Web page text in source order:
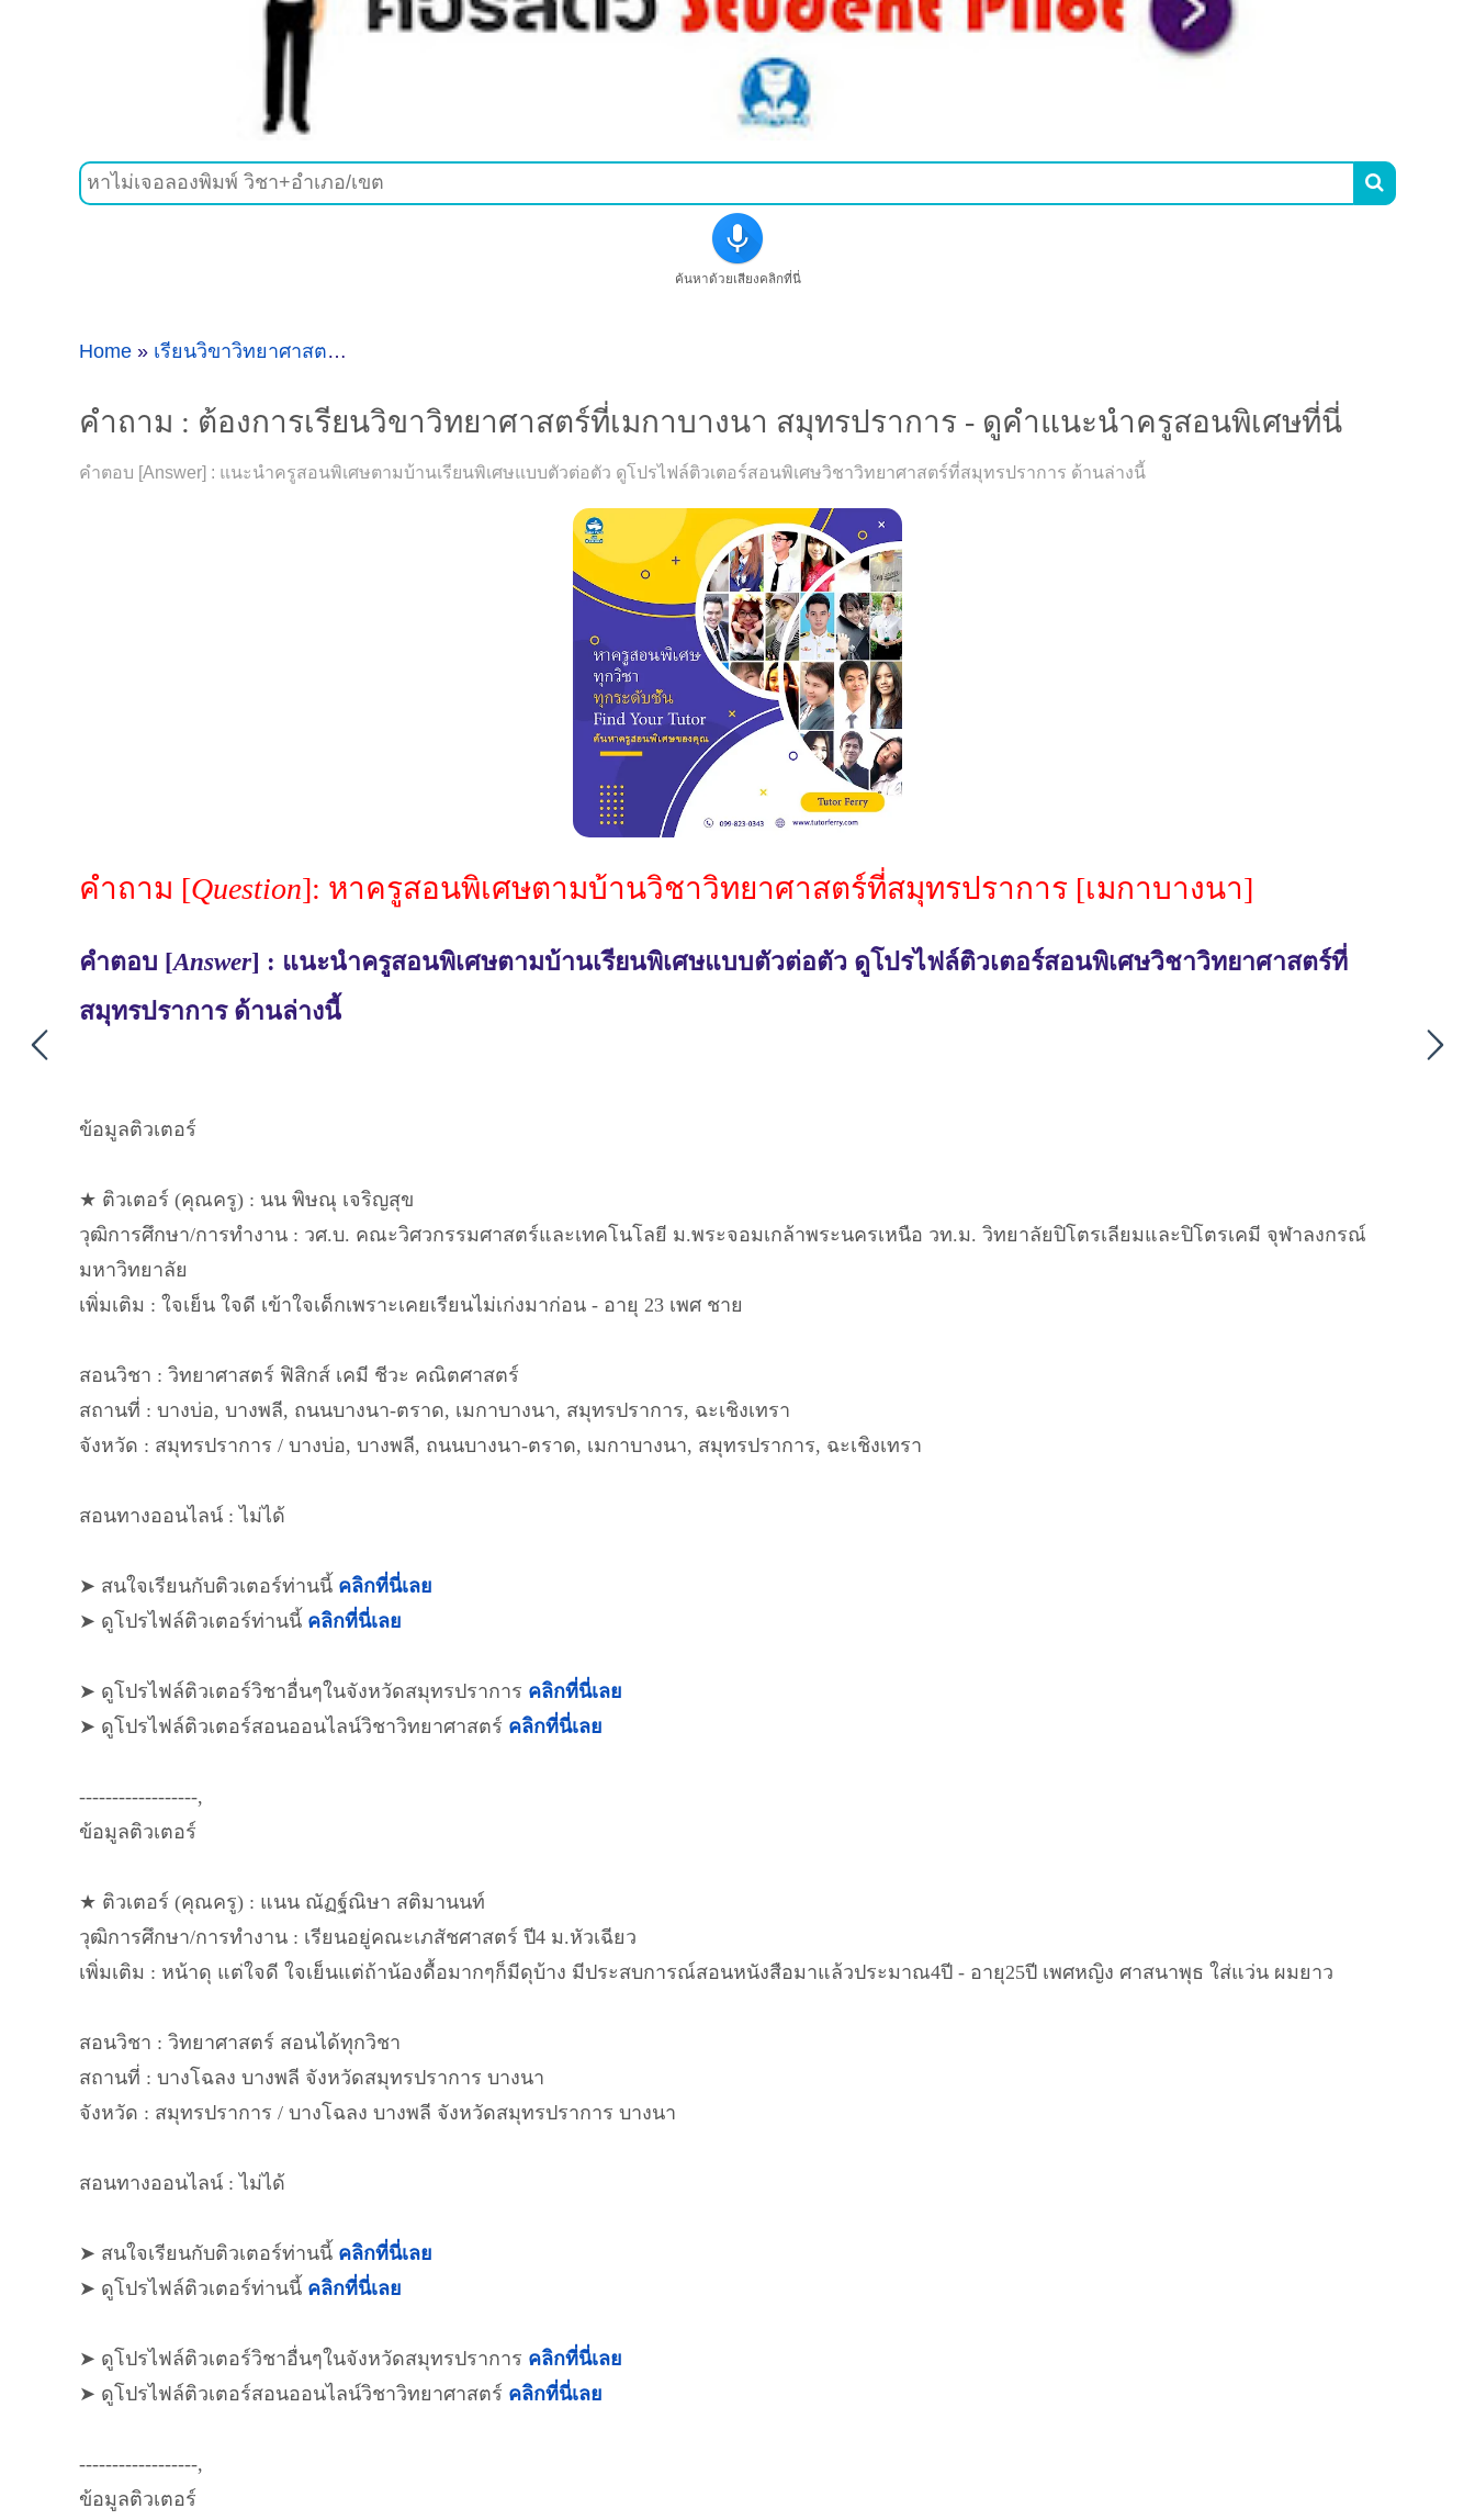

ค้นหาด้วยเสียงคลิกที่นี่
Home » เรียนวิขาวิทยาศาสตร์ »
คำถาม : ต้องการเรียนวิขาวิทยาศาสตร์ที่เมกาบางนา สมุทรปราการ - ดูคำแนะนำครูสอนพิเศษที่นี่
คำตอบ [Answer] : แนะนำครูสอนพิเศษตามบ้านเรียนพิเศษแบบตัวต่อตัว ดูโปรไฟล์ติวเตอร์สอนพิเศษวิชาวิทยาศาสตร์ที่สมุทรปราการ ด้านล่างนี้
คำถาม [Question]: หาครูสอนพิเศษตามบ้านวิชาวิทยาศาสตร์ที่สมุทรปราการ [เมกาบางนา]
คำตอบ [Answer] : แนะนำครูสอนพิเศษตามบ้านเรียนพิเศษแบบตัวต่อตัว ดูโปรไฟล์ติวเตอร์สอนพิเศษวิชาวิทยาศาสตร์ที่
สมุทรปราการ ด้านล่างนี้
ข้อมูลติวเตอร์
★ ติวเตอร์ (คุณครู) : นน พิษณุ เจริญสุข
วุฒิการศึกษา/การทำงาน : วศ.บ. คณะวิศวกรรมศาสตร์และเทคโนโลยี ม.พระจอมเกล้าพระนครเหนือ วท.ม. วิทยาลัยปิโตรเลียมและปิโตรเคมี จุฬาลงกรณ์
มหาวิทยาลัย
เพิ่มเติม : ใจเย็น ใจดี เข้าใจเด็กเพราะเคยเรียนไม่เก่งมาก่อน - อายุ 23 เพศ ชาย
สอนวิชา : วิทยาศาสตร์ ฟิสิกส์ เคมี ชีวะ คณิตศาสตร์
สถานที่ : บางบ่อ, บางพลี, ถนนบางนา-ตราด, เมกาบางนา, สมุทรปราการ, ฉะเชิงเทรา
จังหวัด : สมุทรปราการ / บางบ่อ, บางพลี, ถนนบางนา-ตราด, เมกาบางนา, สมุทรปราการ, ฉะเชิงเทรา
สอนทางออนไลน์ : ไม่ได้
➤ สนใจเรียนกับติวเตอร์ท่านนี้ คลิกที่นี่เลย
➤ ดูโปรไฟล์ติวเตอร์ท่านนี้ คลิกที่นี่เลย
➤ ดูโปรไฟล์ติวเตอร์วิชาอื่นๆในจังหวัดสมุทรปราการ คลิกที่นี่เลย
➤ ดูโปรไฟล์ติวเตอร์สอนออนไลน์วิชาวิทยาศาสตร์ คลิกที่นี่เลย
------------------,
ข้อมูลติวเตอร์
★ ติวเตอร์ (คุณครู) : แนน ณัฏฐ์ณิษา สติมานนท์
วุฒิการศึกษา/การทำงาน : เรียนอยู่คณะเภสัชศาสตร์ ปี4 ม.หัวเฉียว
เพิ่มเติม : หน้าดุ แต่ใจดี ใจเย็นแต่ถ้าน้องดื้อมากๆก็มีดุบ้าง มีประสบการณ์สอนหนังสือมาแล้วประมาณ4ปี - อายุ25ปี เพศหญิง ศาสนาพุธ ใส่แว่น ผมยาว
สอนวิชา : วิทยาศาสตร์ สอนได้ทุกวิชา
สถานที่ : บางโฉลง บางพลี จังหวัดสมุทรปราการ บางนา
จังหวัด : สมุทรปราการ / บางโฉลง บางพลี จังหวัดสมุทรปราการ บางนา
สอนทางออนไลน์ : ไม่ได้
➤ สนใจเรียนกับติวเตอร์ท่านนี้ คลิกที่นี่เลย
➤ ดูโปรไฟล์ติวเตอร์ท่านนี้ คลิกที่นี่เลย
➤ ดูโปรไฟล์ติวเตอร์วิชาอื่นๆในจังหวัดสมุทรปราการ คลิกที่นี่เลย
➤ ดูโปรไฟล์ติวเตอร์สอนออนไลน์วิชาวิทยาศาสตร์ คลิกที่นี่เลย
------------------,
ข้อมูลติวเตอร์